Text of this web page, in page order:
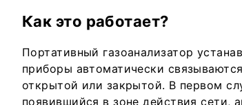
Как это работает?
Портативный газоанализатор
приборы автоматически
открытой или закрытой. В первом
появившийся в зоне действия сети,